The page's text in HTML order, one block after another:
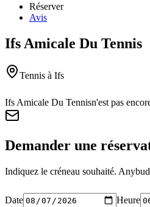
Réserver
Avis
Ifs Amicale Du Tennis
Tennis à Ifs
Ifs Amicale Du Tennisn'est pas
Demander une
Indiquez le créneau souhaité.
Date Heure